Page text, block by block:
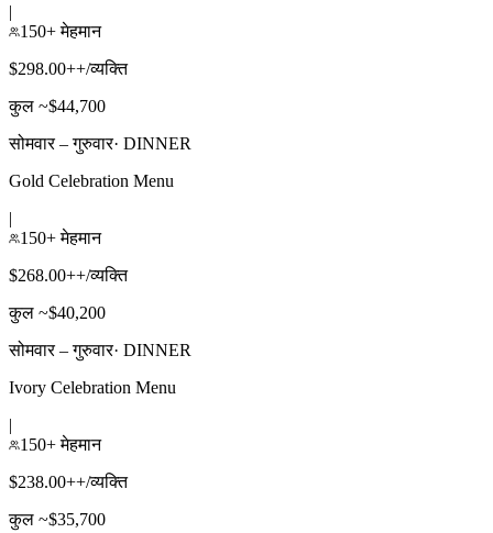
|
150+ मेहमान
$298.00++/व्यक्ति
कुल ~$44,700
सोमवार – गुरुवार· DINNER
Gold Celebration Menu
|
150+ मेहमान
$268.00++/व्यक्ति
कुल ~$40,200
सोमवार – गुरुवार· DINNER
Ivory Celebration Menu
|
150+ मेहमान
$238.00++/व्यक्ति
कुल ~$35,700